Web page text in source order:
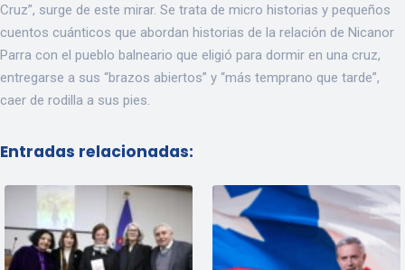
Cruz”, surge de este mirar. Se trata de micro historias y pequeños
cuentos cuánticos que abordan historias de la relación de Nicanor
Parra con el pueblo balneario que eligió para dormir en una cruz,
entregarse a sus “brazos abiertos” y “más temprano que tarde”,
caer de rodilla a sus pies.
Entradas relacionadas: